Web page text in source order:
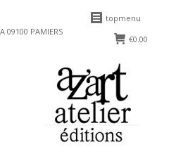
09100 PAMIERS
topmenu
€0.00